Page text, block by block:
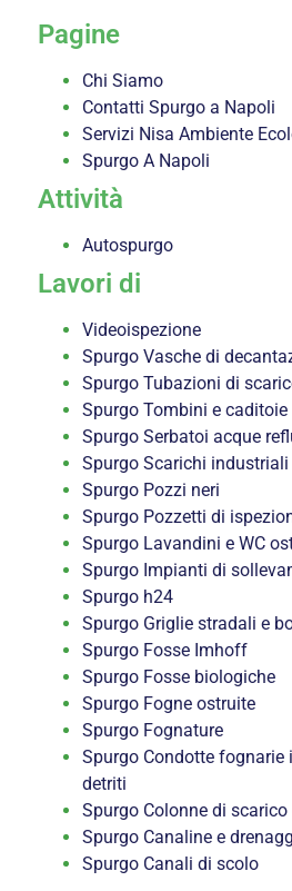
Pagine
Chi Siamo
Contatti Spurgo a Napoli
Servizi Nisa Ambiente
Spurgo A Napoli
Attività
Autospurgo
Lavori di
Videoispezione
Spurgo Vasche di
Spurgo Tubazioni di
Spurgo Tombini e caditoie
Spurgo Serbatoi acque
Spurgo Scarichi industriali
Spurgo Pozzi neri
Spurgo Pozzetti di
Spurgo Lavandini e WC
Spurgo Impianti di
Spurgo h24
Spurgo Griglie stradali e
Spurgo Fosse Imhoff
Spurgo Fosse biologiche
Spurgo Fogne ostruite
Spurgo Fognature
Spurgo Condotte fognarie
detriti
Spurgo Colonne di
Spurgo Canaline e
Spurgo Canali di scolo